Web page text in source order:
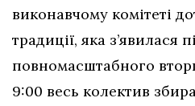
виконавчому комітеті
традиції, яка з’явилася
повномасштабного
9:00 весь колектив